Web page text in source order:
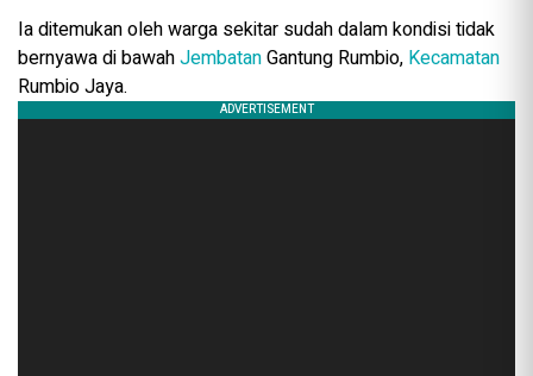
Ia ditemukan oleh warga sekitar sudah dalam kondisi tidak
bernyawa di bawahJembatanGantung Rumbio, Kecamatan
Rumbio Jaya.